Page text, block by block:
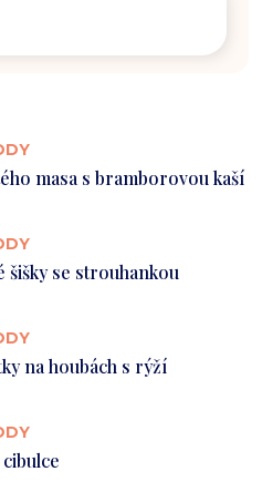
masa s bramborovou kaší
šišky se strouhankou
na houbách s rýží